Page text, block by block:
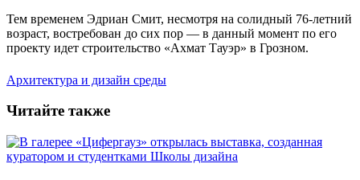
Тем временем Эдриан Смит, несмотря на солидный 76-летний
возраст, востребован до сих пор — в данный момент по его
проекту идет строительство «Ахмат Тауэр» в Грозном.
Архитектура и дизайн среды
Читайте также